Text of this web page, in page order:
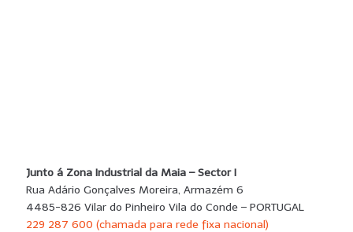
Junto á Zona Industrial da Maia – Sector I
Rua Adário Gonçalves Moreira, Armazém 6
4485-826 Vilar do Pinheiro Vila do Conde – PORTUGAL
229 287 600 (chamada para rede fixa nacional)